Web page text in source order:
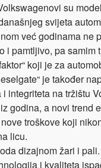
su
svijeta
već godinama ne
i pamtljivo, pa samim
koji je za
je također
integriteta na tržištu
godina, a novi trend
troškove koji
licu.
dizajnom žari i
i kvaliteta